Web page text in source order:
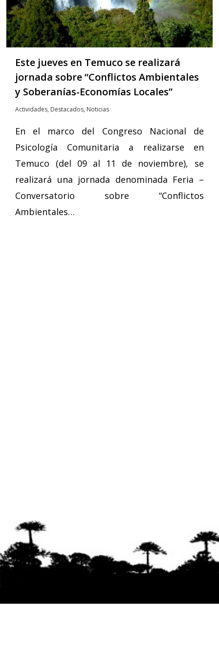
Este jueves en Temuco se realizará
jornada sobre “Conflictos Ambientales
y Soberanías-Economías Locales”
Actividades, Destacados, Noticias
En el marco del Congreso Nacional de
Psicología Comunitaria a realizarse en
Temuco (del 09 al 11 de noviembre), se
realizará una jornada denominada Feria –
Conversatorio sobre “Conflictos
Ambientales…